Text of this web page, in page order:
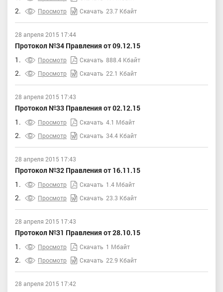
2. Просмотр Скачать 23.7 Кбайт
28 апреля 2015 17:44
Протокол №34 Правления от 09.12.15
1.
Просмотр Скачать 888.4 Кбайт
2. Просмотр Скачать 22.1 Кбайт
28 апреля 2015 17:43
Протокол №33 Правления от 02.12.15
1.
Просмотр Скачать 4.1 Мбайт
2. Просмотр Скачать 34.4 Кбайт
28 апреля 2015 17:43
Протокол №32 Правления от 16.11.15
1.
Просмотр Скачать 1.4 Мбайт
2. Просмотр Скачать 23.3 Кбайт
28 апреля 2015 17:43
Протокол №31 Правления от 28.10.15
1.
Просмотр Скачать 1 Мбайт
2. Просмотр Скачать 22.9 Кбайт
28 апреля 2015 17:42